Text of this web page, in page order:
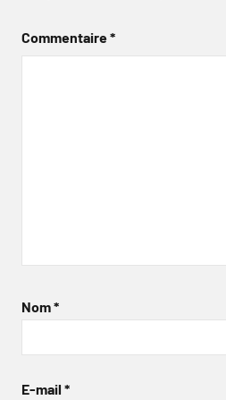
Commentaire*
Nom*
E-mail *